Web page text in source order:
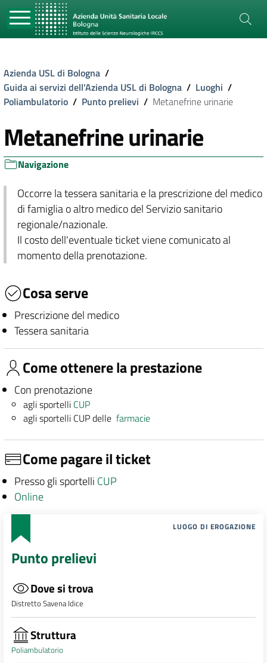
Azienda USL di Bologna /
Guida ai servizi dell'Azienda USL di Bologna / Luoghi /
Poliambulatorio / Punto prelievi / Metanefrine urinarie
Metanefrine urinarie
Navigazione
Occorre la tessera sanitaria e la prescrizione del medico
di famiglia o altro medico del Servizio sanitario
regionale/nazionale.
Il costo dell'eventuale ticket viene comunicato al
momento della prenotazione.
Cosa serve
Prescrizione del medico
Tessera sanitaria
Come ottenere la prestazione
Con prenotazione
agli sportelli CUP
agli sportelli CUP dellefarmacie
Come pagare il ticket
Presso gli sportelli CUP
Online
LUOGO DI EROGAZIONE
Punto prelievi
Dove si trova
Distretto Savena Idice
Struttura
Poliambulatorio